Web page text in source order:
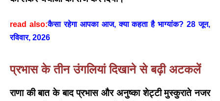
read also:कैसा रहेगा आपका आज, क्या कहता है भाग्यांक? 28 जून,
रविवार, 2026
प्रभास के तीन उंगलियां दिखाने से बढ़ी अटकलें
राणा की बात के बाद प्रभास और अनुष्का शेट्टी मुस्कुराते नजर